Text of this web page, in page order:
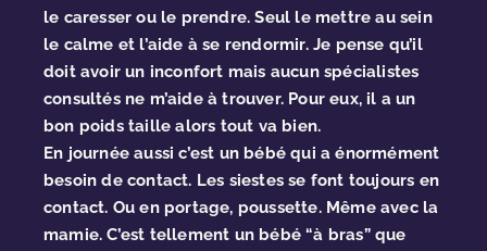
le caresser ou le prendre. Seul le mettre au sein
le calme et l’aide à se rendormir. Je pense qu’il
doit avoir un inconfort mais aucun spécialistes
consultés ne m’aide à trouver. Pour eux, il a un
bon poids taille alors tout va bien.
En journée aussi c’est un bébé qui a énormément
besoin de contact. Les siestes se font toujours en
contact. Ou en portage, poussette. Même avec la
mamie. C’est tellement un bébé “à bras” que